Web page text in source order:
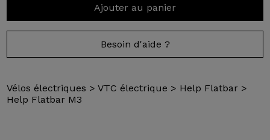
Ajouter au panier
Besoin d'aide ?
Vélos électriques >VTC électrique > Help Flatbar >
Help Flatbar M3